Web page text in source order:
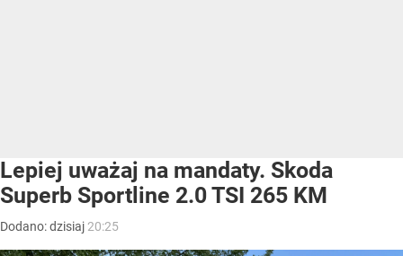
Lepiej uważaj na mandaty. Skoda
Superb Sportline 2.0 TSI 265 KM
Dodano:dzisiaj 20:25